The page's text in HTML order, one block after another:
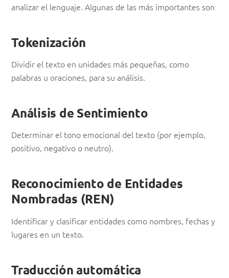
analizar el lenguaje. Algunas de las más importantes son
Tokenización
Dividir el texto en unidades más pequeñas, como
palabras u oraciones, para su análisis.
Análisis de Sentimiento
Determinar el tono emocional del texto (por ejemplo,
positivo, negativo o neutro).
Reconocimiento de Entidades
Nombradas (REN)
Identificar y clasificar entidades como nombres, fechas y
lugares en un texto.
Traducción automática